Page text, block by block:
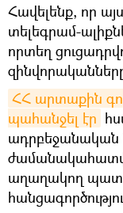
Հավելենք, որ
տելեգրամ-
որտեղ
ՀՀ արտաքին
պահանջել էր
ադրբեջանական
աղաղակող